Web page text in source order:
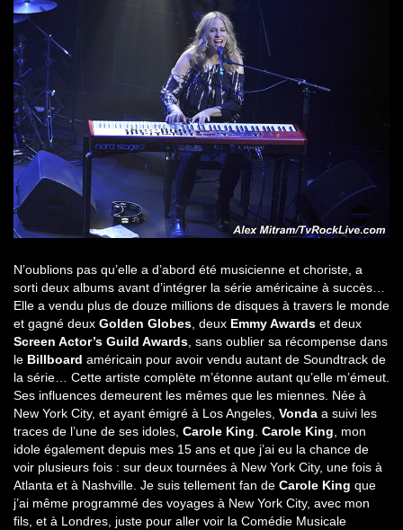
N’oublions pas qu’elle a d’abord été musicienne et choriste, a
sorti deux albums avant d’intégrer la série américaine à succès…
Elle a vendu plus de douze millions de disques à travers le monde
et gagné deux Golden Globes, deux Emmy Awards et deux
Screen Actor’s Guild Awards, sans oublier sa récompense dans
le Billboard américain pour avoir vendu autant de Soundtrack de
la série… Cette artiste complète m’étonne autant qu’elle m’émeut.
Ses influences demeurent les mêmes que les miennes. Née à
New York City, et ayant émigré à Los Angeles, Vonda a suivi les
traces de l’une de ses idoles, Carole King. Carole King, mon
idole également depuis mes 15 ans et que j’ai eu la chance de
voir plusieurs fois : sur deux tournées à New York City, une fois à
Atlanta et à Nashville. Je suis tellement fan de Carole King que
j’ai même programmé des voyages à New York City, avec mon
fils, et à Londres, juste pour aller voir la Comédie Musicale